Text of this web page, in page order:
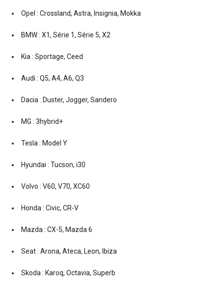
Opel : Crossland, Astra, Insignia, Mokka
BMW : X1, Série 1, Série 5, X2
Kia : Sportage, Ceed
Audi : Q5, A4, A6, Q3
Dacia : Duster, Jogger, Sandero
MG : 3hybrid+
Tesla : Model Y
Hyundai : Tucson, i30
Volvo : V60, V70, XC60
Honda : Civic, CR-V
Mazda : CX-5, Mazda 6
Seat : Arona, Ateca, Leon, Ibiza
Skoda : Karoq, Octavia, Superb